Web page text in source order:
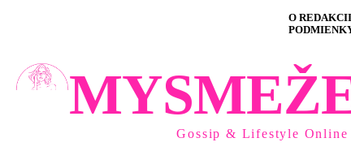
O REDAKCII
Gossip & Lifestyle Online